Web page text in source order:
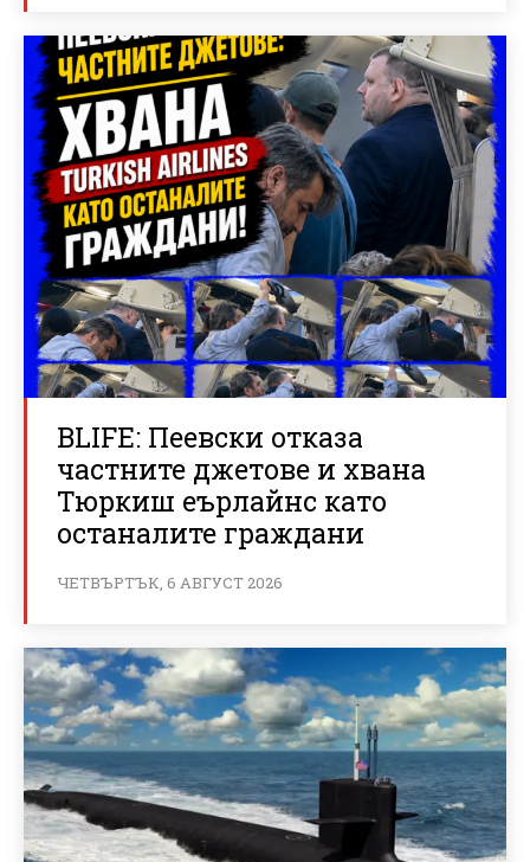
BLIFE: Пеевски отказа
частните джетове и хвана
Тюркиш еърлайнс като
останалите граждани
ЧЕТВЪРТЪК, 6 АВГУСТ 2026